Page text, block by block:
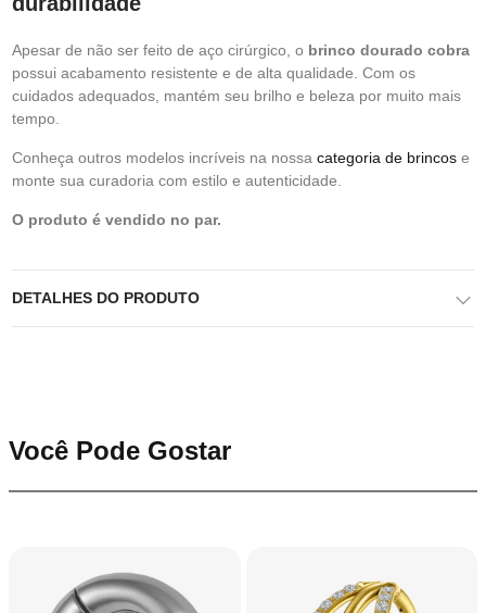
Apesar de não ser feito de aço cirúrgico, o brinco dourado cobra
possui acabamento resistente e de alta qualidade. Com os
cuidados adequados, mantém seu brilho e beleza por muito mais
tempo.
Conheça outros modelos incríveis na nossa categoria de brincos e
monte sua curadoria com estilo e autenticidade.
O produto é vendido no par.
DETALHES DO PRODUTO
Você Pode Gostar